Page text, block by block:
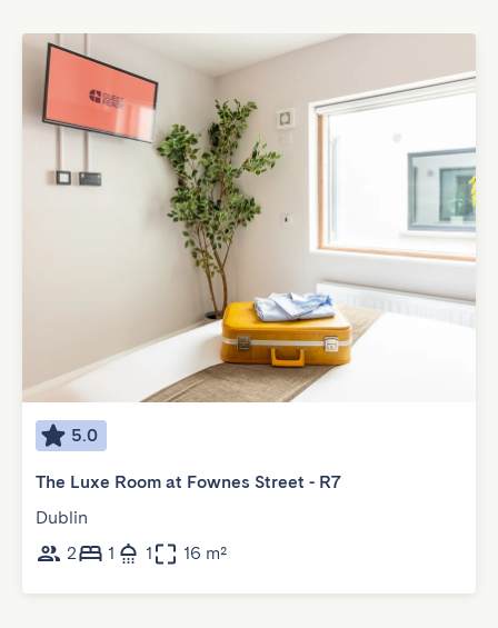
5.0
The Luxe Room at Fownes Street - R7
Dublin
2
1 1 16 m²